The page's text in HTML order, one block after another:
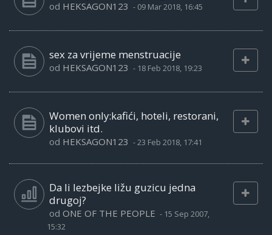
od HEKSAGON123 - 09 Mar 2018, 16:45
sex za vrijeme menstruacije
od HEKSAGON123 - 18 Feb 2018, 19:23
Women only:kafići, hoteli, restorani,
klubovi itd.
od HEKSAGON123 -23 Feb 2018, 17:41
Da li lezbejke ližu guzicu jedna
drugoj?
od ONE OF THE PEOPLE - 15 Sep 2007,
15:32